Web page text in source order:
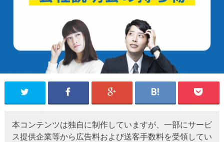
本コンテンツは独自に制作していますが、一部にサービ
ス提供企業等から広告料および送客手数料を受領してい